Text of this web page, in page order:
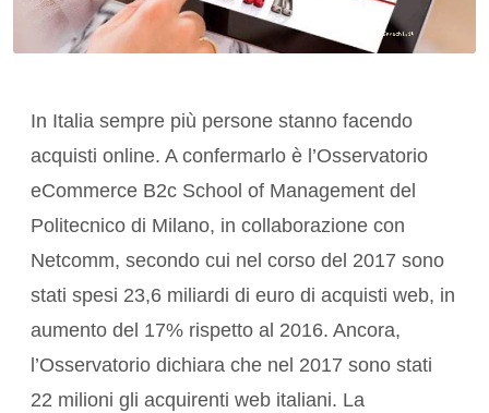
In Italia sempre più persone stanno facendo
acquisti online. A confermarlo è l’Osservatorio
eCommerce B2c School of Management del
Politecnico di Milano, in collaborazione con
Netcomm, secondo cui nel corso del 2017 sono
stati spesi 23,6 miliardi di euro di acquisti web, in
aumento del 17% rispetto al 2016. Ancora,
l’Osservatorio dichiara che nel 2017 sono stati
22 milioni gli acquirenti web italiani. La